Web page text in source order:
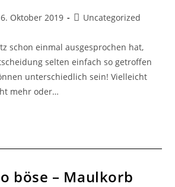
Oktober 2019 Uncategorized
schon einmal ausgesprochen hat,
selten einfach so getroffen
unterschiedlich sein! Vielleicht
mehr oder…
böse – Maulkorb